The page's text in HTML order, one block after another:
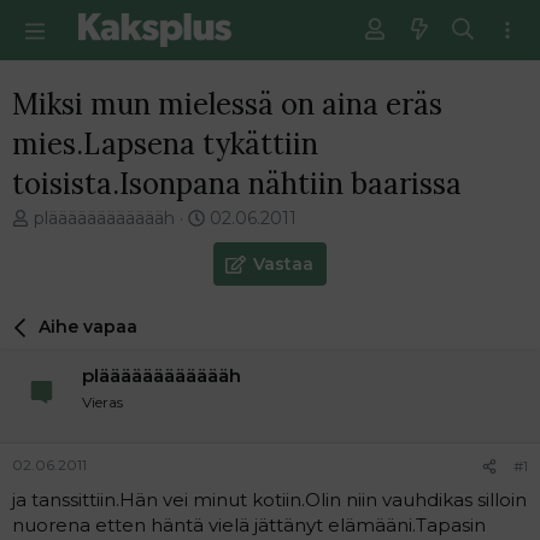
Miksi mun mielessä on aina eräs
mies.Lapsena tykättiin
toisista.Isonpana nähtiin baarissa
V
e
t
n
a
plääääääääääääh
E
n
i
i
02.06.2011
Vastaa
Aihe vapaa
plääääääääääääh
Vieras
02.06.2011 #1
ja tanssittiin.Hän vei minut kotiin.Olin niin vauhdikas silloin
nuorena etten häntä vielä jättänyt elämääni.Tapasin